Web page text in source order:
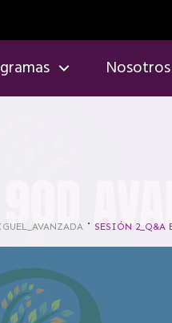
Nosotros
SESIÓN 2_Q&A